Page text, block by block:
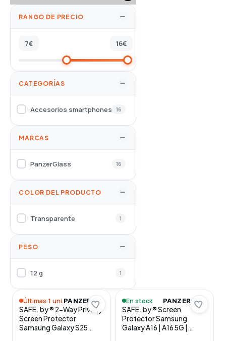
RANGO DE PRECIO
7€ 16€
CATEGORÍAS
Accesorios smartphones 16
MARCAS
PanzerGlass 16
COLOR DEL PRODUCTO
Transparente 1
PESO
12 g 1
Últimas 1 uni. PANZERGLASS
SAFE. by ® 2-Way Privacy
Screen Protector
Samsung Galaxy S25
En stock PANZERGLASS
SAFE. by ® Screen
Protector Samsung
Galaxy A16 | A16 5G |